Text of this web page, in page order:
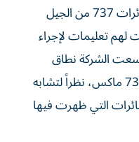
وقالت بوينغ إنها أبلغت مشغلي طائرات 737 من الجيل
عام 2019، وقدمت لهم تعليمات لإجراء
وفي عام 2024، وسعت الشركة نطاق
عمليات التفتيش ليشمل طائرات 737 ماكس، نظراً لتشابه
التي ظهرت فيها